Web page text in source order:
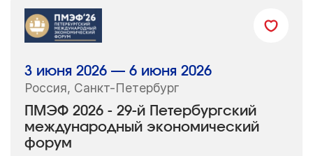
ПМЭФ 2026 - 29-й Петербургский
международный экономический
форум
3 июня 2026 — 6 июня 2026
Россия, Санкт-Петербург